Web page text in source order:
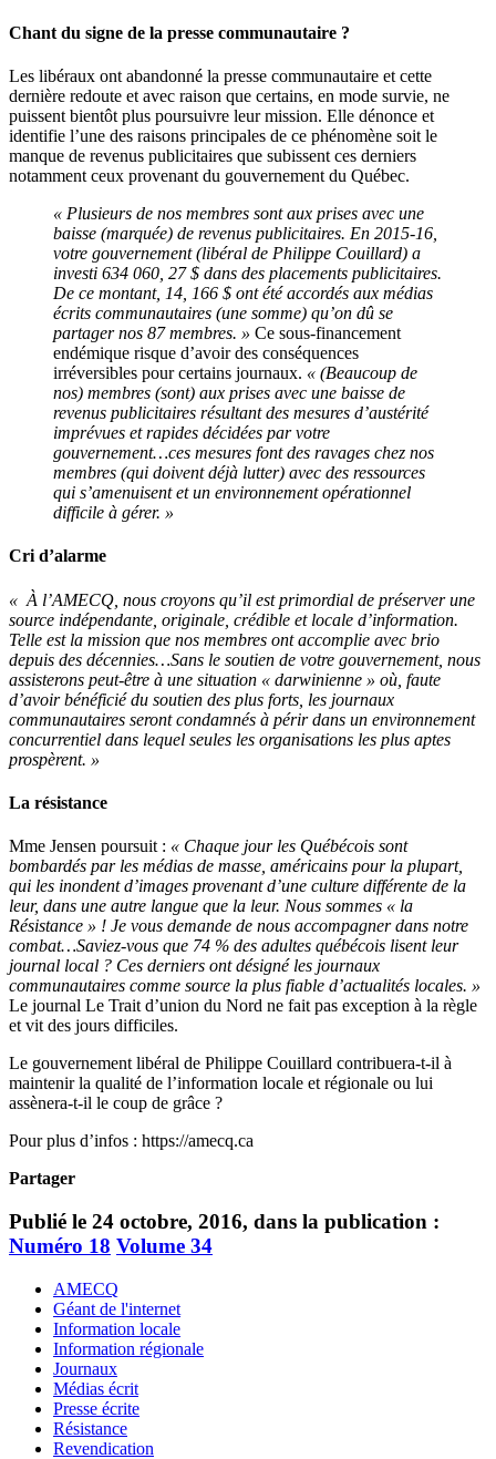
Chant du signe de la presse communautaire ?
Les libéraux ont abandonné la presse communautaire et cette
dernière redoute et avec raison que certains, en mode survie, ne
puissent bientôt plus poursuivre leur mission. Elle dénonce et
identifie l’une des raisons principales de ce phénomène soit le
manque de revenus publicitaires que subissent ces derniers
notamment ceux provenant du gouvernement du Québec.
« Plusieurs de nos membres sont aux prises avec une
baisse (marquée) de revenus publicitaires. En 2015-16,
votre gouvernement (libéral de Philippe Couillard) a
investi 634 060, 27 $ dans des placements publicitaires.
De ce montant, 14, 166 $ ont été accordés aux médias
écrits communautaires (une somme) qu’on dû se
partager nos 87 membres. » Ce sous-financement
endémique risque d’avoir des conséquences
irréversibles pour certains journaux. « (Beaucoup de
nos) membres (sont) aux prises avec une baisse de
revenus publicitaires résultant des mesures d’austérité
imprévues et rapides décidées par votre
gouvernement…ces mesures font des ravages chez nos
membres (qui doivent déjà lutter) avec des ressources
qui s’amenuisent et un environnement opérationnel
difficile à gérer. »
Cri d’alarme
« À l’AMECQ, nous croyons qu’il est primordial de préserver une
source indépendante, originale, crédible et locale d’information.
Telle est la mission que nos membres ont accomplie avec brio
depuis des décennies…Sans le soutien de votre gouvernement, nous
assisterons peut-être à une situation « darwinienne » où, faute
d’avoir bénéficié du soutien des plus forts, les journaux
communautaires seront condamnés à périr dans un environnement
concurrentiel dans lequel seules les organisations les plus aptes
prospèrent. »
La résistance
Mme Jensen poursuit : « Chaque jour les Québécois sont
bombardés par les médias de masse, américains pour la plupart,
qui les inondent d’images provenant d’une culture différente de la
leur, dans une autre langue que la leur. Nous sommes « la
Résistance » ! Je vous demande de nous accompagner dans notre
combat…Saviez-vous que 74 % des adultes québécois lisent leur
journal local ? Ces derniers ont désigné les journaux
communautaires comme source la plus fiable d’actualités locales. »
Le journal Le Trait d’union du Nord ne fait pas exception à la règle
et vit des jours difficiles.
Le gouvernement libéral de Philippe Couillard contribuera-t-il à
maintenir la qualité de l’information locale et régionale ou lui
assènera-t-il le coup de grâce ?
Pour plus d’infos : https://amecq.ca
Partager
Publié le 24 octobre, 2016, dans la publication :
Numéro 18 Volume 34
AMECQ
Géant de l'internet
Information locale
Information régionale
Journaux
Médias écrit
Presse écrite
Résistance
Revendication